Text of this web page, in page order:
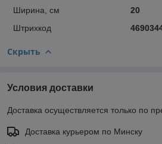
Ширина, см
20
Штрихкод
Скрыть
Условия доставки
Доставка осуществляется только по
Доставка курьером по Минску